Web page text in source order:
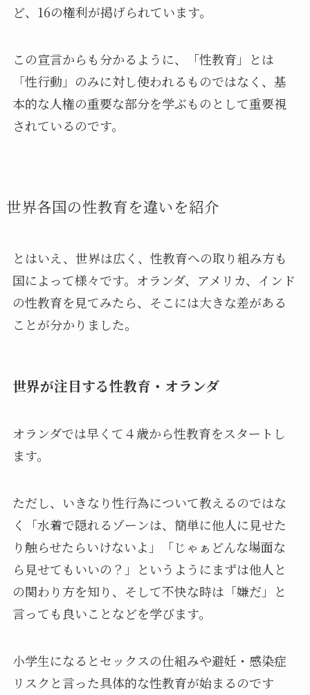
ど、16の権利が掲げられています。
この宣言からも分かるように、「性教育」とは
「性行動」のみに対し使われるものではなく、基
本的な人権の重要な部分を学ぶものとして重要視
されているのです。
世界各国の性教育を違いを紹介
とはいえ、世界は広く、性教育への取り組み方も
国によって様々です。オランダ、アメリカ、インド
の性教育を見てみたら、そこには大きな差がある
ことが分かりました。
世界が注目する性教育・オランダ
オランダでは早くて４歳から性教育をスタートし
ます。
ただし、 いきなり性行為について教えるのではな
く「水着で隠れるゾーンは、簡単に他人に見せた
り触らせたらいけないよ」「じゃぁどんな場面な
ら見せてもいいの？」というようにまずは他人と
の関わり方を知り、そして不快な時は「嫌だ」と
言っても良いことなどを学びます。
小学生になるとセックスの仕組みや避妊・感染症
リスクと言った具体的な性教育が始まるのです